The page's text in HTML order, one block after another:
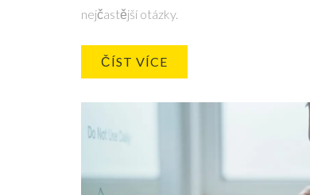
nejčastější otázky.
ČÍST VÍCE